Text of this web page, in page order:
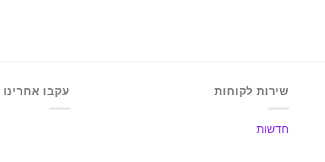
שירות לקוחות
חדשות
עקבו אחרינו